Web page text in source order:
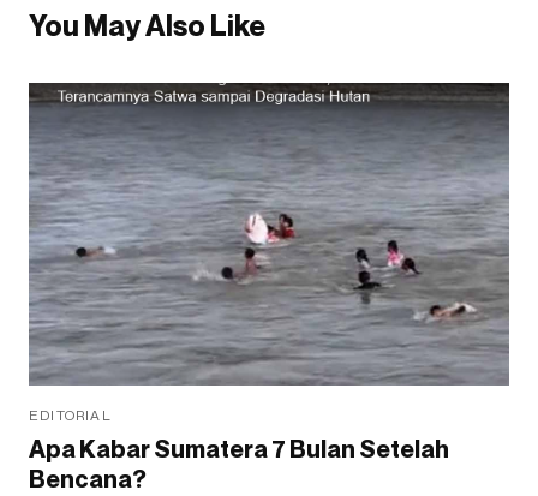
You May Also Like
EDITORIAL
Apa Kabar Sumatera 7 Bulan Setelah
Bencana?